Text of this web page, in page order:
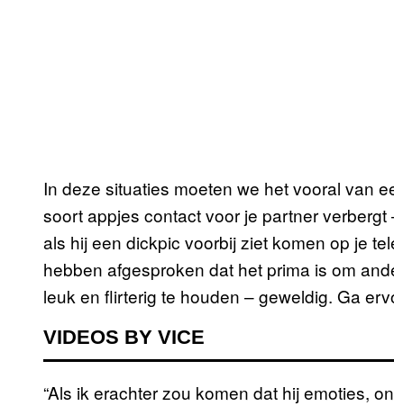
In deze situaties moeten we het vooral van
soort appjes contact voor je partner
als hij een dickpic voorbij ziet komen op je
hebben afgesproken dat het prima is om
leuk en flirterig te houden – geweldig. Ga
VIDEOS BY VICE
“Als ik erachter zou komen dat hij emoties,